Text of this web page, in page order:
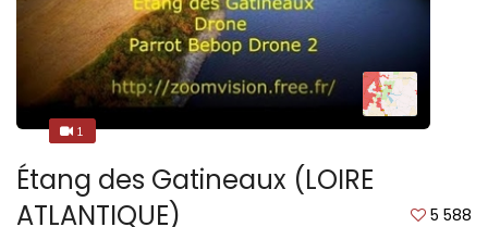
11
Étang des Gatineaux (LOIRE
ATLANTIQUE)
5 588